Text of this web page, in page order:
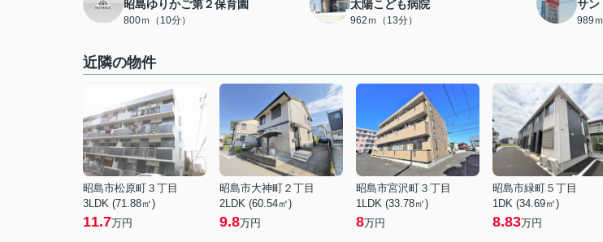
昭島ゆりかご第２保育園
800ｍ（10分）
太陽こども病院
962ｍ（13分）
サン
989
近隣の物件
昭島市松原町３丁目
3LDK (71.88㎡)
11.7万円
昭島市大神町２丁目
2LDK (60.54㎡)
9.8万円
昭島市宮沢町３丁目
1LDK (33.78㎡)
8万円
昭島市緑町５丁目
1DK (34.69㎡)
8.83万円